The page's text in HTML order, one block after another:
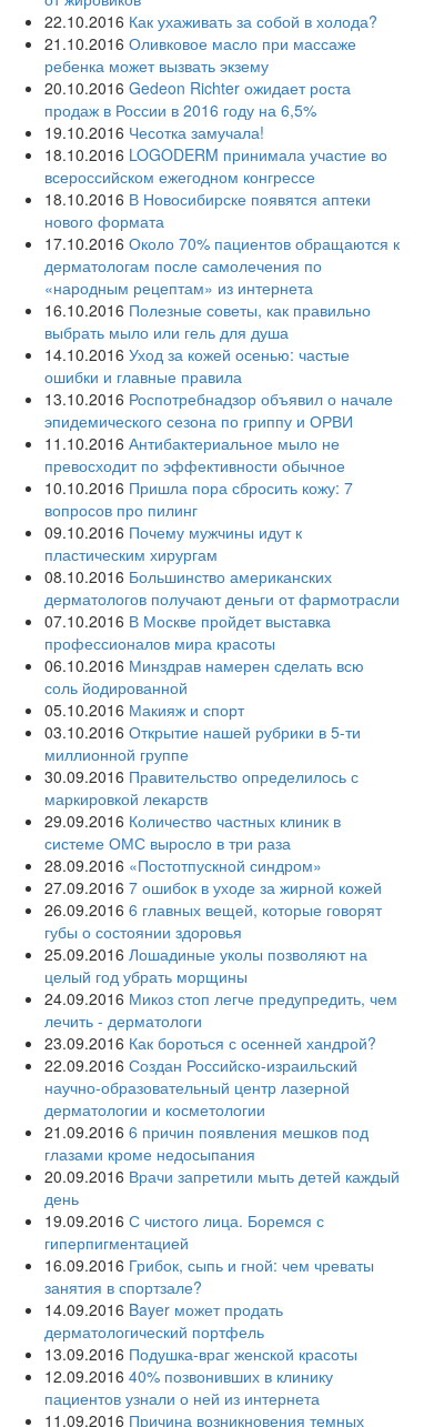
22.10.2016 Как ухаживать за собой в холода?
21.10.2016 Оливковое масло при массаже
ребенка может вызвать экзему
20.10.2016 Gedeon Richter ожидает роста
продаж в России в 2016 году на 6,5%
19.10.2016 Чесотка замучала!
18.10.2016 LOGODERM принимала участие во
всероссийском ежегодном конгрессе
18.10.2016 В Новосибирске появятся аптеки
нового формата
17.10.2016 Около 70% пациентов обращаются к
дерматологам после самолечения по
«народным рецептам» из интернета
16.10.2016 Полезные советы, как правильно
выбрать мыло или гель для душа
14.10.2016 Уход за кожей осенью: частые
ошибки и главные правила
13.10.2016 Роспотребнадзор объявил о начале
эпидемического сезона по гриппу и ОРВИ
11.10.2016 Антибактериальное мыло не
превосходит по эффективности обычное
10.10.2016 Пришла пора сбросить кожу: 7
вопросов про пилинг
09.10.2016 Почему мужчины идут к
пластическим хирургам
08.10.2016 Большинство американских
дерматологов получают деньги от фармотрасли
07.10.2016 В Москве пройдет выставка
профессионалов мира красоты
06.10.2016 Минздрав намерен сделать всю
соль йодированной
05.10.2016 Макияж и спорт
03.10.2016 Открытие нашей рубрики в 5-ти
миллионной группе
30.09.2016 Правительство определилось с
маркировкой лекарств
29.09.2016 Количество частных клиник в
системе ОМС выросло в три раза
28.09.2016 «Постотпускной синдром»
27.09.2016 7 ошибок в уходе за жирной кожей
26.09.2016 6 главных вещей, которые говорят
губы о состоянии здоровья
25.09.2016 Лошадиные уколы позволяют на
целый год убрать морщины
24.09.2016 Микоз стоп легче предупредить, чем
лечить - дерматологи
23.09.2016 Как бороться с осенней хандрой?
22.09.2016 Создан Российско-израильский
научно-образовательный центр лазерной
дерматологии и косметологии
21.09.2016 6 причин появления мешков под
глазами кроме недосыпания
20.09.2016 Врачи запретили мыть детей каждый
день
19.09.2016 С чистого лица. Боремся с
гиперпигментацией
16.09.2016 Грибок, сыпь и гной: чем чреваты
занятия в спортзале?
14.09.2016 Bayer может продать
дерматологический портфель
13.09.2016 Подушка-враг женской красоты
12.09.2016 40% позвонивших в клинику
пациентов узнали о ней из интернета
11.09.2016 Причина возникновения темных